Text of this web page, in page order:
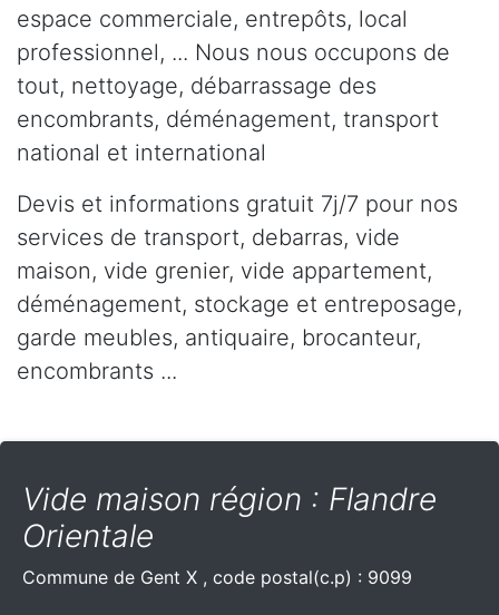
espace commerciale, entrepôts, local
professionnel, ... Nous nous occupons de
tout, nettoyage, débarrassage des
encombrants, déménagement, transport
national et international
Devis et informations gratuit 7j/7 pour nos
services de transport, debarras, vide
maison, vide grenier, vide appartement,
déménagement, stockage et entreposage,
garde meubles, antiquaire, brocanteur,
encombrants ...
Vide maison région : Flandre
Orientale
Commune de Gent X , code postal(c.p) : 9099